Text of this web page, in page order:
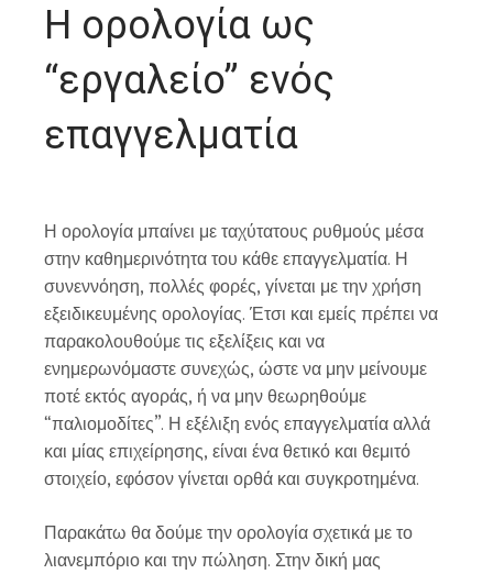
Η ορολογία ως
“εργαλείο” ενός
επαγγελματία
Η ορολογία μπαίνει με ταχύτατους ρυθμούς μέσα
στην καθημερινότητα του κάθε επαγγελματία. Η
συνεννόηση, πολλές φορές, γίνεται με την χρήση
εξειδικευμένης ορολογίας. Έτσι και εμείς πρέπει να
παρακολουθούμε τις εξελίξεις και να
ενημερωνόμαστε συνεχώς, ώστε να μην μείνουμε
ποτέ εκτός αγοράς, ή να μην θεωρηθούμε
“παλιομοδίτες”. Η εξέλιξη ενός επαγγελματία αλλά
και μίας επιχείρησης, είναι ένα θετικό και θεμιτό
στοιχείο, εφόσον γίνεται ορθά και συγκροτημένα.
Παρακάτω θα δούμε την ορολογία σχετικά με το
λιανεμπόριο και την πώληση. Στην δική μας